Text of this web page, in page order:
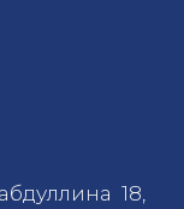
18,